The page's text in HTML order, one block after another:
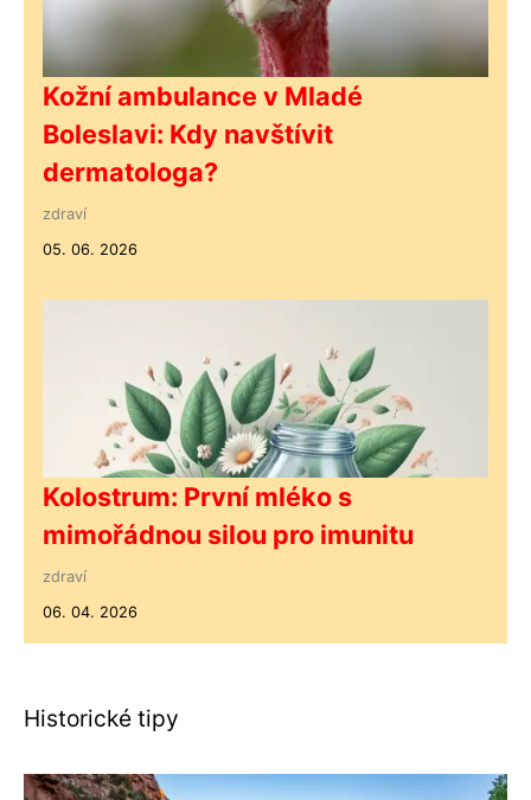
Kožní ambulance v Mladé
Boleslavi: Kdy navštívit
dermatologa?
zdraví
05. 06. 2026
Kolostrum: První mléko s
mimořádnou silou pro imunitu
zdraví
06. 04. 2026
Historické tipy